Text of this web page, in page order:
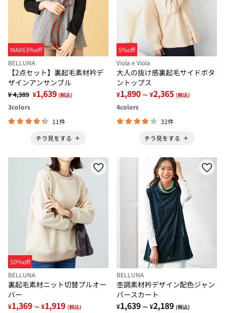
MAX63%off
BELLUNA
【2点セット】裏起毛素材衿デ
ザインアンサンブル
¥ 4,389 ¥1,639 (税込)
3colors
11件
チラ見をする
5%off
Viola e Viola
大人の抜け感裏起毛サイドボタ
ントップス
¥1,890 ～ ¥2,365 (税込)
4colors
32件
チラ見をする
50%off
BELLUNA
裏起毛素材ニット切替プルオー
バー
¥1,369 ～ ¥1,919 (税込)
BELLUNA
杢調素材衿デザイン配色ジャン
パースカート
¥1,639 ～ ¥2,189 (税込)